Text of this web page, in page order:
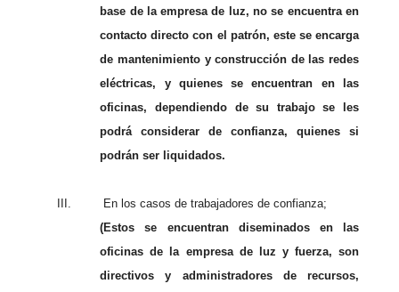
base de la empresa de luz, no se encuentra en
contacto directo con el patrón, este se encarga
de mantenimiento y construcción de las redes
eléctricas, y quienes se encuentran en las
oficinas, dependiendo de su trabajo se les
podrá considerar de confianza, quienes si
podrán ser liquidados.
III.
En los casos de trabajadores de confianza;
(Estos se encuentran diseminados en las
oficinas de la empresa de luz y fuerza, son
directivos y administradores de recursos,